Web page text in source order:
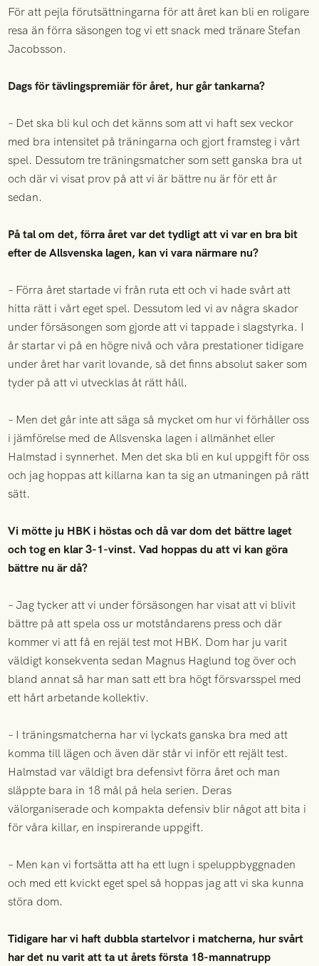
För att pejla förutsättningarna för att året kan bli en roligare
resa än förra säsongen tog vi ett snack med tränare Stefan
Jacobsson.
Dags för tävlingspremiär för året, hur går tankarna?
– Det ska bli kul och det känns som att vi haft sex veckor
med bra intensitet på träningarna och gjort framsteg i vårt
spel. Dessutom tre träningsmatcher som sett ganska bra ut
och där vi visat prov på att vi är bättre nu är för ett år
sedan.
På tal om det, förra året var det tydligt att vi var en bra bit
efter de Allsvenska lagen, kan vi vara närmare nu?
– Förra året startade vi från ruta ett och vi hade svårt att
hitta rätt i vårt eget spel. Dessutom led vi av några skador
under försäsongen som gjorde att vi tappade i slagstyrka. I
år startar vi på en högre nivå och våra prestationer tidigare
under året har varit lovande, så det finns absolut saker som
tyder på att vi utvecklas åt rätt håll.
– Men det går inte att säga så mycket om hur vi förhåller oss
i jämförelse med de Allsvenska lagen i allmänhet eller
Halmstad i synnerhet. Men det ska bli en kul uppgift för oss
och jag hoppas att killarna kan ta sig an utmaningen på rätt
sätt.
Vi mötte ju HBK i höstas och då var dom det bättre laget
och tog en klar 3-1-vinst. Vad hoppas du att vi kan göra
bättre nu är då?
– Jag tycker att vi under försäsongen har visat att vi blivit
bättre på att spela oss ur motståndarens press och där
kommer vi att få en rejäl test mot HBK. Dom har ju varit
väldigt konsekventa sedan Magnus Haglund tog över och
bland annat så har man satt ett bra högt försvarsspel med
ett hårt arbetande kollektiv.
– I träningsmatcherna har vi lyckats ganska bra med att
komma till lägen och även där står vi inför ett rejält test.
Halmstad var väldigt bra defensivt förra året och man
släppte bara in 18 mål på hela serien. Deras
välorganiserade och kompakta defensiv blir något att bita i
för våra killar, en inspirerande uppgift.
– Men kan vi fortsätta att ha ett lugn i speluppbyggnaden
och med ett kvickt eget spel så hoppas jag att vi ska kunna
störa dom.
Tidigare har vi haft dubbla startelvor i matcherna, hur svårt
har det nu varit att ta ut årets första 18-mannatrupp